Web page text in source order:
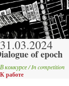
31.03.2024
of epoch
В конкурсе / In competition
К работе